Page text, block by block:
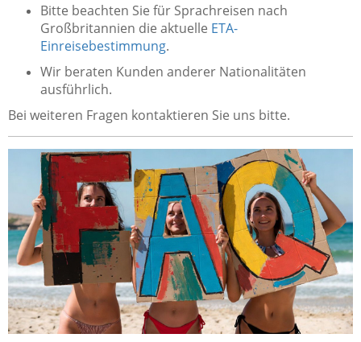
Bitte beachten Sie für Sprachreisen nach
Großbritannien die aktuelle ETA-
Einreisebestimmung.
Wir beraten Kunden anderer Nationalitäten
ausführlich.
Bei weiteren Fragen kontaktieren Sie uns bitte.